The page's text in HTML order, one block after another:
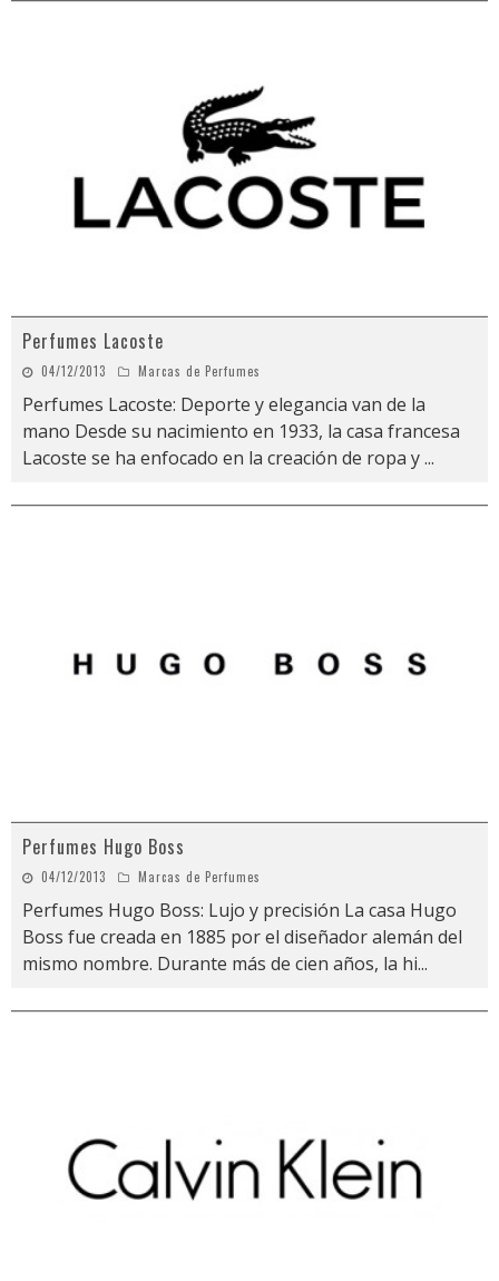
Perfumes Lacoste
04/12/2013 Marcas de Perfumes
Perfumes Lacoste: Deporte y elegancia van de la
mano Desde su nacimiento en 1933, la casa francesa
Lacoste se ha enfocado en la creación de ropa y...
Perfumes Hugo Boss
04/12/2013 Marcas de Perfumes
Perfumes Hugo Boss: Lujo y precisión La casa Hugo
Boss fue creada en 1885 por el diseñador alemán del
mismo nombre. Durante más de cien años, la hi...